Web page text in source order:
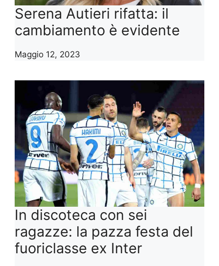
Serena Autieri rifatta: il
cambiamento è evidente
Maggio 12, 2023
In discoteca con sei
ragazze: la pazza festa del
fuoriclasse ex Inter